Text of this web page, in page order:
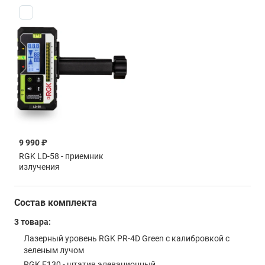
Состав комплекта
3 товара:
Лазерный уровень RGK PR-4D Green с калибровкой с
зеленым лучом
9 990 ₽
RGK LD-58 - приемник
излучения